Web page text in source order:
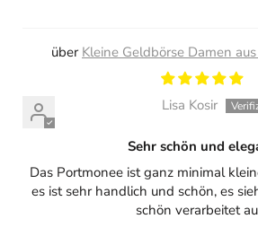
Kleine Geldbörse Damen
Lisa Kosir
Sehr schön und
Das Portmonee ist ganz minimal
es ist sehr handlich und schön, es
schön verarbeitet